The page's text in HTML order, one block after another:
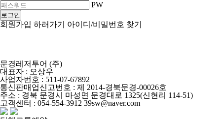
PW
로그인
회원가입 하러가기 아이디/비밀번호 찾기
문경레저투어 (주)
대표자 : 오상우
사업자번호 : 511-07-67892
통신판매업신고번호 : 제 2014-경북문경-00026호
주소 : 경북 문경시 마성면 문경대로 1325(신현리 114-51)
고객센터 : 054-554-3912 39sw@naver.com